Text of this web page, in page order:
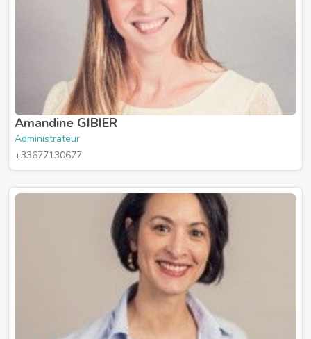
Amandine GIBIER
Administrateur
+33677130677